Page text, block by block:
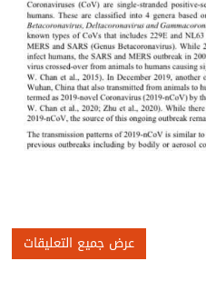
عرض جميع التعليقات